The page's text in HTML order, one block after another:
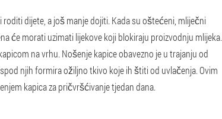
dijete, a još manje dojiti. Kada su oštećeni, mliječni
će morati uzimati lijekove koji blokiraju proizvodnju mlijeka.
na vrhu. Nošenje kapice obavezno je u trajanju od
njih formira ožiljno tkivo koje ih štiti od uvlačenja. Ovim
kapica za pričvršćivanje tjedan dana.